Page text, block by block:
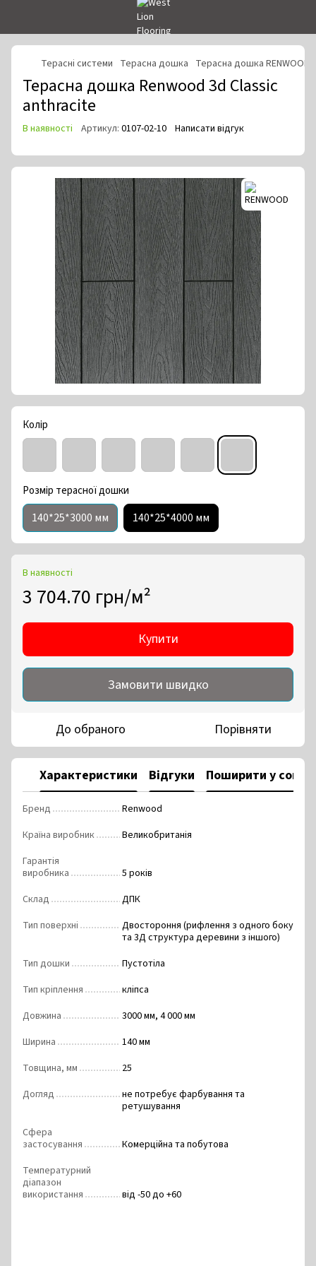
Терасні системи Терасна дошка Терасна дошка RENWOOD
Терасна дошка Renwood 3d Classic
anthracite
В наявності Артикул: 0107-02-10 Написати відгук
Колір
Розмір терасної дошки
140*25*3000 мм 140*25*4000 мм
В наявності
3 704.70 грн/м²
Купити
Замовити швидко
До обраного Порівняти
Характеристики Відгуки Поширити у
Бренд
Renwood
Країна виробник
Великобританія
Гарантія
виробника
5 років
Склад
ДПК
Тип поверхні
Двостороння (рифлення з одного боку
та 3Д структура деревини з іншого)
Тип дошки
Пустотіла
Тип кріплення
кліпса
Довжина
3000 мм, 4 000 мм
Ширина
140 мм
Товщина, мм
25
Догляд
не потребує фарбування та
ретушування
Сфера
застосування
Комерційна та побутова
Температурний
діапазон
використання
від -50 до +60